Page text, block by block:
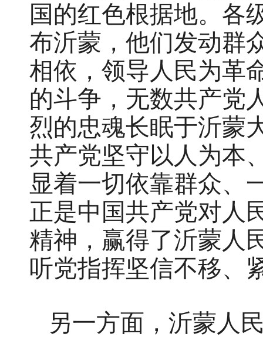
国的红色根据地。各
布沂蒙，他们发动群
相依，领导人民为革
的斗争，无数共产党
烈的忠魂长眠于沂蒙
共产党坚守以人为本
显着一切依靠群众、
正是中国共产党对人
精神，赢得了沂蒙人
听党指挥坚信不移、
另一方面，沂蒙人